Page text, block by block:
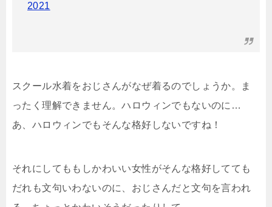
2021
スクール水着をおじさんがなぜ着るのでしょうか。ま
ったく理解できません。ハロウィンでもないのに…
あ、ハロウィンでもそんな格好しないですね！
それにしてももしかわいい女性がそんな格好してても
だれも文句いわないのに、おじさんだと文句を言われ